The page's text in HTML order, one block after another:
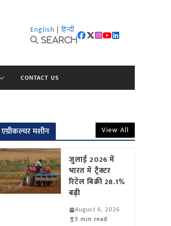
English | हिन्दी
Search
CONTACT US
एग्रीकल्चर मशीन View All
जुलाई 2026 में
भारत में ट्रैक्टर
रिटेल बिक्री 28.1%
बढ़ी
August 6, 2026
5 min read